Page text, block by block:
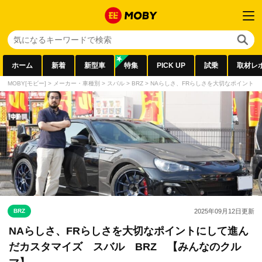
ホーム 新着 新型車 特集 PICK UP 試乗 取材レ
MOBY[モビー] > メーカー・車種別 > スバル > BRZ > NAらしさ、FRらしさを大切なポイン
BRZ 2025年09月12日更新
NAらしさ、FRらしさを大切なポイントにして進ん
だカスタマイズ スバル BRZ 【みんなのクル